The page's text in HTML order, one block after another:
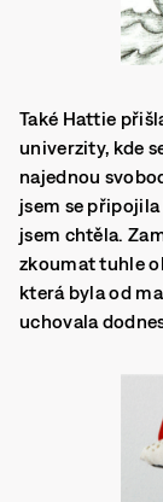
Také Hattie
univerzity, kde
najednou
jsem se
jsem chtěla.
zkoumat tuhle
která byla od
uchovala